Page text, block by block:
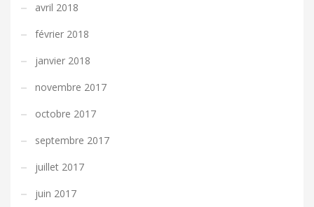
avril 2018
février 2018
janvier 2018
novembre 2017
octobre 2017
septembre 2017
juillet 2017
juin 2017